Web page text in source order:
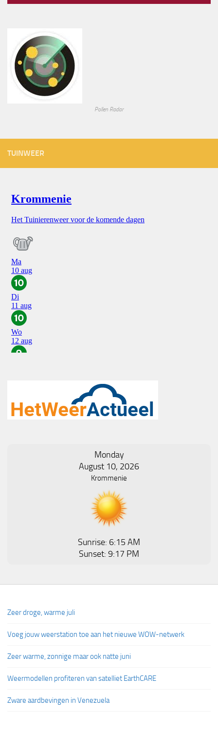
Pollen Radar
TUINWEER
Monday
August 10, 2026
Krommenie
Sunrise: 6:15 AM
Sunset: 9:17 PM
Zeer droge, warme juli
Voeg jouw weerstation toe aan het nieuwe WOW-netwerk
Zeer warme, zonnige maar ook natte juni
Weermodellen profiteren van satelliet EarthCARE
Zware aardbevingen in Venezuela